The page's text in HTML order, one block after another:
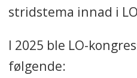
stridstema innad i
I 2025 ble LO-
følgende: